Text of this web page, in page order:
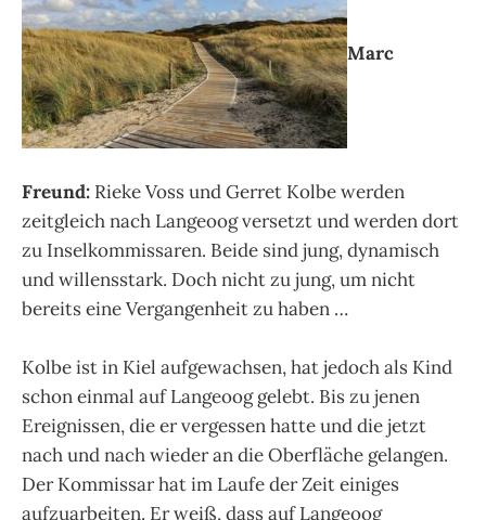
Marc
Freund: Rieke Voss und Gerret Kolbe werden
zeitgleich nach Langeoog versetzt und werden dort
zu Inselkommissaren. Beide sind jung, dynamisch
und willensstark. Doch nicht zu jung, um nicht
bereits eine Vergangenheit zu haben …
Kolbe ist in Kiel aufgewachsen, hat jedoch als Kind
schon einmal auf Langeoog gelebt. Bis zu jenen
Ereignissen, die er vergessen hatte und die jetzt
nach und nach wieder an die Oberfläche gelangen.
Der Kommissar hat im Laufe der Zeit einiges
aufzuarbeiten. Er weiß, dass auf Langeoog